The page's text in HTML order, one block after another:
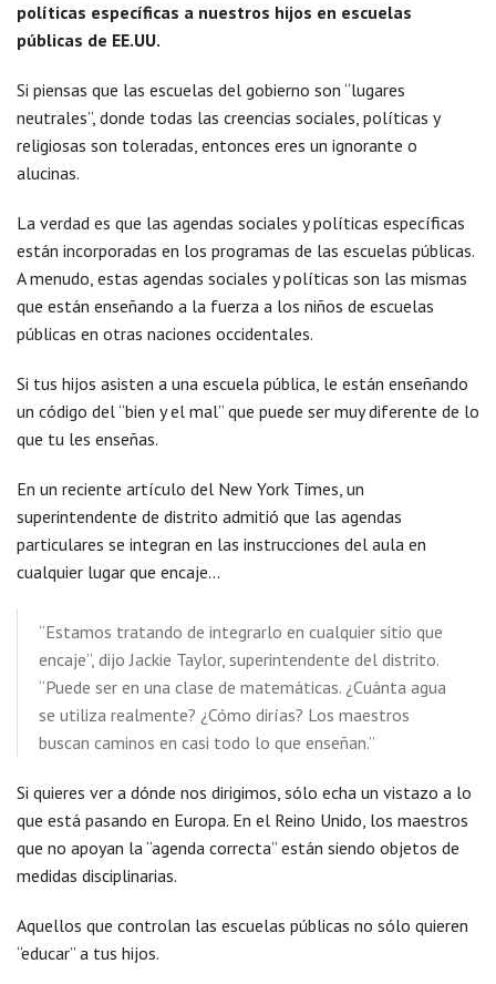
políticas específicas a nuestros hijos en escuelas
públicas de EE.UU.
Si piensas que las escuelas del gobierno son “lugares
neutrales”, donde todas las creencias sociales, políticas y
religiosas son toleradas, entonces eres un ignorante o
alucinas.
La verdad es que las agendas sociales y políticas específicas
están incorporadas en los programas de las escuelas públicas.
A menudo, estas agendas sociales y políticas son las mismas
que están enseñando a la fuerza a los niños de escuelas
públicas en otras naciones occidentales.
Si tus hijos asisten a una escuela pública, le están enseñando
un código del “bien y el mal” que puede ser muy diferente de lo
que tu les enseñas.
En un reciente artículo del New York Times, un
superintendente de distrito admitió que las agendas
particulares se integran en las instrucciones del aula en
cualquier lugar que encaje…
“Estamos tratando de integrarlo en cualquier sitio que
encaje”, dijo Jackie Taylor, superintendente del distrito.
“Puede ser en una clase de matemáticas. ¿Cuánta agua
se utiliza realmente? ¿Cómo dirías? Los maestros
buscan caminos en casi todo lo que enseñan.”
Si quieres ver a dónde nos dirigimos, sólo echa un vistazo a lo
que está pasando en Europa. En el Reino Unido, los maestros
que no apoyan la “agenda correcta” están siendo objetos de
medidas disciplinarias.
Aquellos que controlan las escuelas públicas no sólo quieren
“educar” a tus hijos.